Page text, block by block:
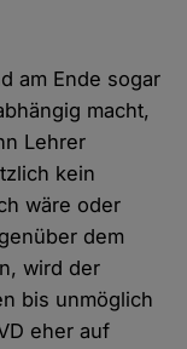
am Ende sogar
macht,
Lehrer
kein
wäre oder
dem
wird der
bis unmöglich
eher auf